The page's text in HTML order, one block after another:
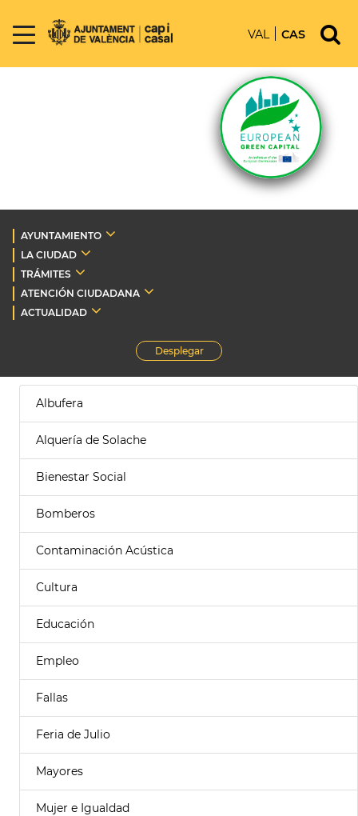
VAL CAS
AYUNTAMIENTO
LA CIUDAD
TRÁMITES
ATENCIÓN CIUDADANA
ACTUALIDAD
Desplegar
Albufera
Alquería de Solache
Bienestar Social
Bomberos
Contaminación Acústica
Cultura
Educación
Empleo
Fallas
Feria de Julio
Mayores
Mujer e Igualdad